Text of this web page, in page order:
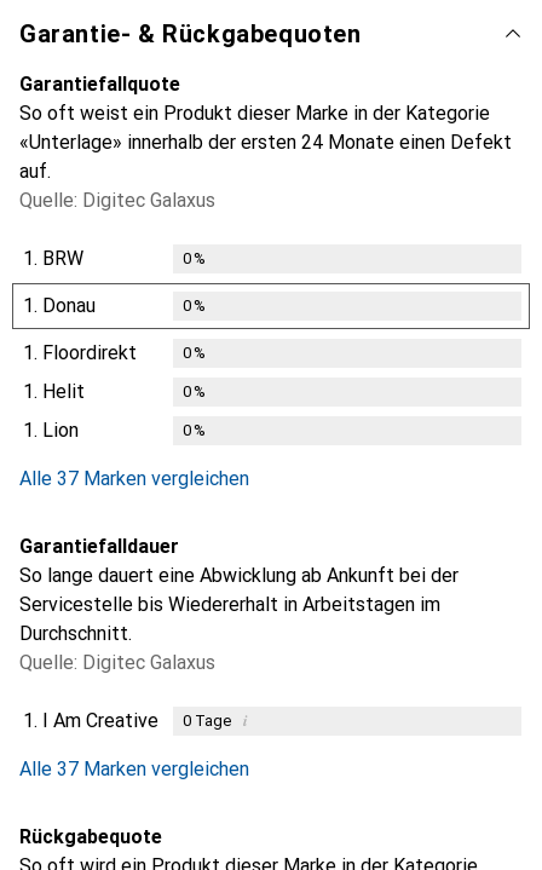
Garantie- & Rückgabequoten
Garantiefallquote
So oft weist ein Produkt dieser Marke in der Kategorie
«Unterlage» innerhalb der ersten 24 Monate einen Defekt
auf.
Quelle: Digitec Galaxus
1. BRW 0%
1. Donau 0%
1. Floordirekt 0%
1. Helit 0%
1. Lion 0%
Alle 37 Marken vergleichen
Garantiefalldauer
So lange dauert eine Abwicklung ab Ankunft bei der
Servicestelle bis Wiedererhalt in Arbeitstagen im
Durchschnitt.
Quelle: Digitec Galaxus
1. I Am Creative 0Tage i
Alle 37 Marken vergleichen
Rückgabequote
So oft wird ein Produkt dieser Marke in der Kategorie